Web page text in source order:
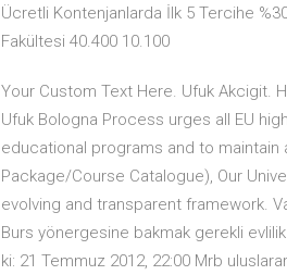
Ücretli Kontenjanlarda İlk 5 Tercihe
Fakültesi 40.400 10.100
Your Custom Text Here. Ufuk Akcigit.
Ufuk Bologna Process urges all EU
educational programs and to maintain
Package/Course Catalogue), Our
evolving and transparent framework.
Burs yönergesine bakmak gerekli
ki: 21 Temmuz 2012, 22:00 Mrb